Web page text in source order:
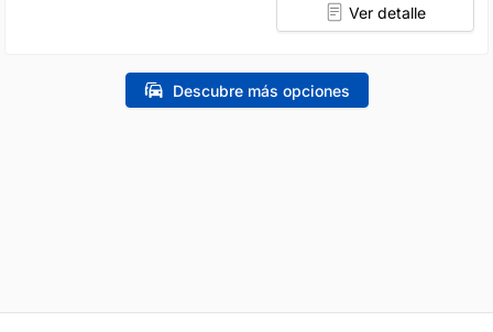
Ver detalle
Descubre más opciones